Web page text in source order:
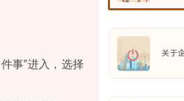
事”进入，选择